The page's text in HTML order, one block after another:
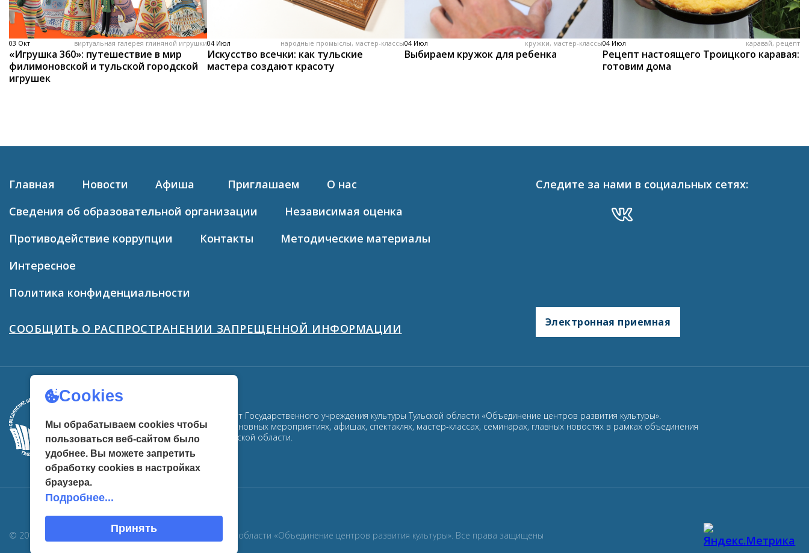
03 Окт виртуальная галерея глиняной игрушки
«Игрушка 360»: путешествие в мир
филимоновской и тульской городской
игрушек
народные промыслы, мастер-классы
Искусство всечки: как тульские
мастера создают красоту
кружки, мастер-классы
Выбираем кружок для ребенка
04 Июл каравай, рецепт
Рецепт настоящего Троицкого каравая:
готовим дома
Сведения об образовательной организации
Независимая оценка
Противодействие коррупции
Контакты
Методические материалы
Интересное
Политика конфиденциальности
ГУК ТО «ОЦРК» - официальный сайт Государственного учреждения культуры Тульской области «Объединение центров развития культуры».
центров развития культуры в Тульской области.
© 2019 Государственное учреждение культуры Тульской области «Объединение центров развития культуры». Все права защищены
Cookies
Мы обрабатываем cookies чтобы
пользоваться веб-сайтом было
удобнее. Вы можете запретить
обработку сookies в настройках
браузера.
Подробнее...
Принять